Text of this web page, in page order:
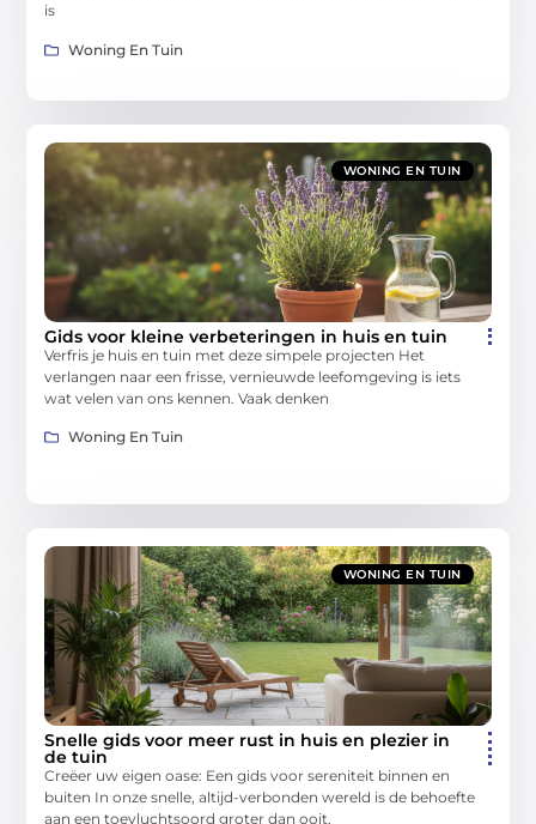
is
Woning En Tuin
WONING EN TUIN
Gids voor kleine verbeteringen in huis en tuin
Verfris je huis en tuin met deze simpele projecten Het
verlangen naar een frisse, vernieuwde leefomgeving is iets
wat velen van ons kennen. Vaak denken
Woning En Tuin
WONING EN TUIN
Snelle gids voor meer rust in huis en plezier in
de tuin
Creëer uw eigen oase: Een gids voor sereniteit binnen en
buiten In onze snelle, altijd-verbonden wereld is de behoefte
aan een toevluchtsoord groter dan ooit.